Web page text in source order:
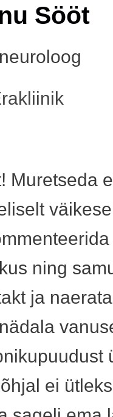
Sööt
Muretseda
ning
ja
ei